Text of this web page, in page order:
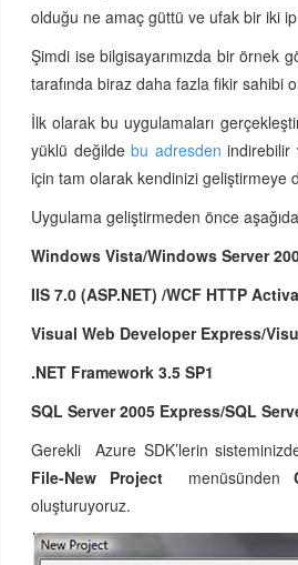
olduğu ne amaç güttü ve ufak bir iki
Şimdi ise bilgisayarımızda bir örnek
tarafında biraz daha fazla fikir sahibi
İlk olarak bu uygulamaları
yüklü değildebu adresden indirebilir
için tam olarak kendinizi geliştirmeye
Uygulama geliştirmeden önce
Windows Vista/Windows Server
IIS 7.0 (ASP.NET) /WCF HTTP
Visual Web Developer Express/
.NET Framework 3.5 SP1
SQL Server 2005 Express/SQL
Gerekli Azure SDK’lerin
File-New Projectmenüsünden
oluşturuyoruz.